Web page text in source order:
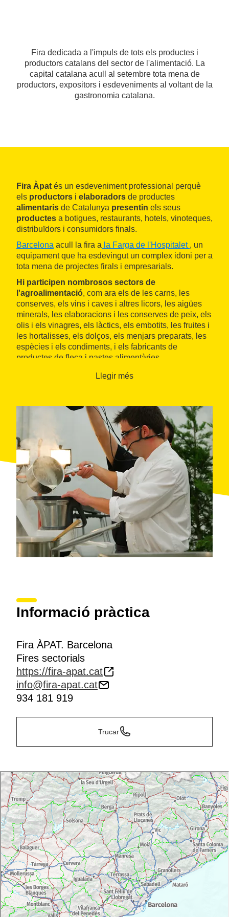
Fira dedicada a l'impuls de tots els productes i
productors catalans del sector de l'alimentació. La
capital catalana acull al setembre tota mena de
productors, expositors i esdeveniments al voltant de la
gastronomia catalana.
Fira Àpat és un esdeveniment professional perquè
els productors i elaboradors de productes
alimentaris de Catalunya presentin els seus
productes a botigues, restaurants, hotels, vinoteques,
distribuïdors i consumidors finals.
Barcelona acull la fira a la Farga de l'Hospitalet , un
equipament que ha esdevingut un complex idoni per a
tota mena de projectes firals i empresarials.
Hi participen nombrosos sectors de
l'agroalimentació, com ara els de les carns, les
conserves, els vins i caves i altres licors, les aigües
minerals, les elaboracions i les conserves de peix, els
olis i els vinagres, els làctics, els embotits, les fruites i
les hortalisses, els dolços, els menjars preparats, les
espècies i els condiments, i els fabricants de
productes de fleca i pastes alimentàries.
Llegir més
Informació pràctica
Fira ÀPAT. Barcelona
Fires sectorials
https://fira-apat.cat
info@fira-apat.cat
934 181 919
Trucar